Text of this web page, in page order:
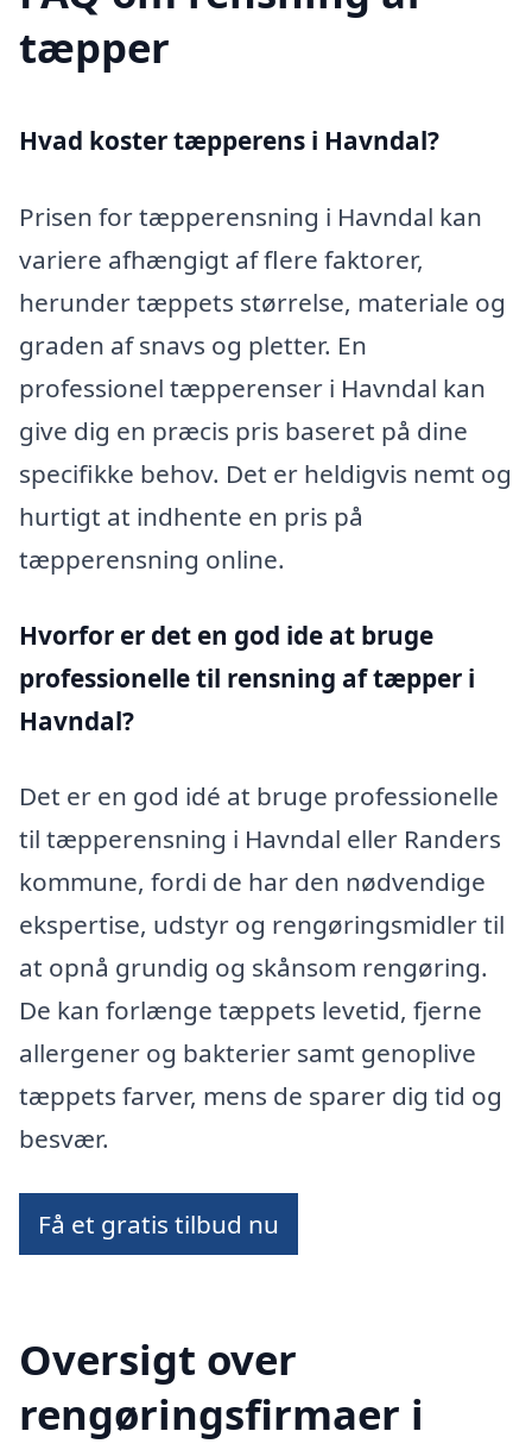
tæpper
Hvad koster tæpperens i Havndal?
Prisen for tæpperensning i Havndal kan
variere afhængigt af flere faktorer,
herunder tæppets størrelse, materiale og
graden af snavs og pletter. En
professionel tæpperenser i Havndal kan
give dig en præcis pris baseret på dine
specifikke behov. Det er heldigvis nemt og
hurtigt at indhente en pris på
tæpperensning online.
Hvorfor er det en god ide at bruge
professionelle til rensning af tæpper i
Havndal?
Det er en god idé at bruge professionelle
til tæpperensning i Havndal eller Randers
kommune, fordi de har den nødvendige
ekspertise, udstyr og rengøringsmidler til
at opnå grundig og skånsom rengøring.
De kan forlænge tæppets levetid, fjerne
allergener og bakterier samt genoplive
tæppets farver, mens de sparer dig tid og
besvær.
Få et gratis tilbud nu
Oversigt over
rengøringsfirmaer i